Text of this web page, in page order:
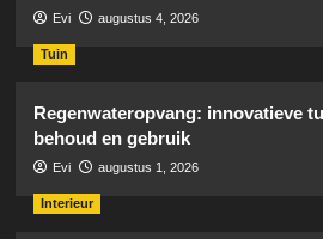
Evi augustus 4, 2026
Tuin
Regenwateropvang: innovatieve
behoud en gebruik
Evi augustus 1, 2026
Interieur